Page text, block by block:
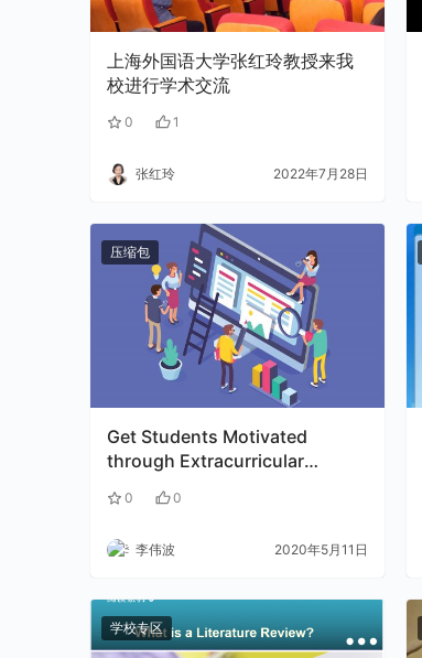
上海外国语大学张红玲教授来我
校进行学术交流
0 1
张红玲 2022年7月28日
压缩包
Get Students Motivated
through Extracurricular
0 0
李伟波 2020年5月11日
学校专区